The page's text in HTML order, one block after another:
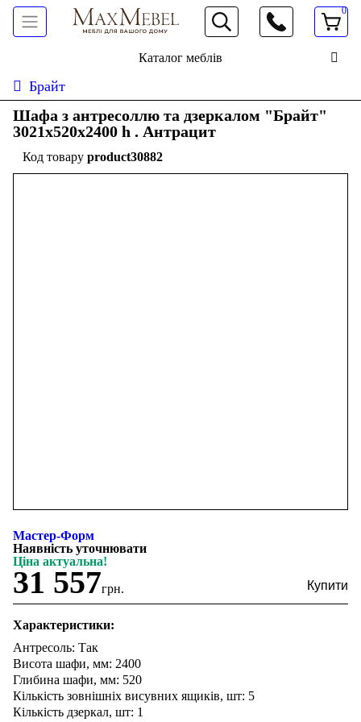
066 472 19 61
0
Каталог меблів
Брайт
Шафа з антресоллю та дзеркалом "Брайт"
3021х520х2400 h . Антрацит
product30882
Мастер-Форм
Наявність уточнювати
Ціна актуальна!
31 557грн.
Характеристики:
Антресоль: Так
Висота шафи, мм: 2400
Глибина шафи, мм: 520
Кількість зовнішніх висувних ящиків, шт: 5
Кількість дзеркал, шт: 1